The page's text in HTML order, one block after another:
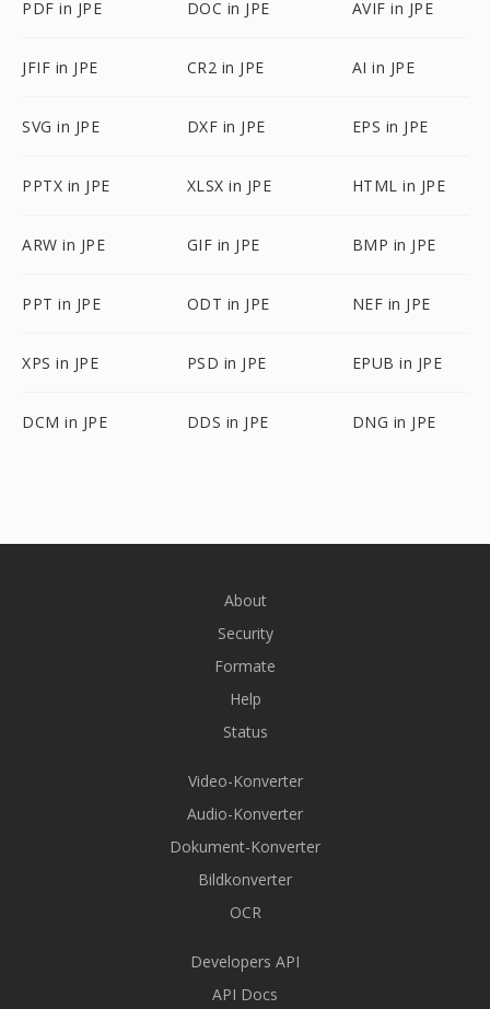
PDF in JPE DOC in JPE AVIF in JPE
JFIF in JPE CR2 in JPE AI in JPE
SVG in JPE DXF in JPE EPS in JPE
PPTX in JPE XLSX in JPE HTML in JPE
ARW in JPE GIF in JPE BMP in JPE
PPT in JPE ODT in JPE NEF in JPE
XPS in JPE PSD in JPE EPUB in JPE
DCM in JPE DDS in JPE DNG in JPE
About
Security
Formate
Help
Status
Video-Konverter
Audio-Konverter
Dokument-Konverter
Bildkonverter
OCR
Developers API
API Docs